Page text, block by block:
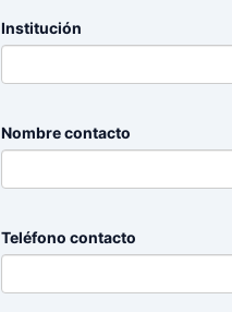
Institución
Nombre contacto
Teléfono contacto